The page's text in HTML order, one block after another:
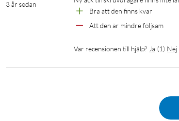
3 år sedan
Bra att den finns kvar
Att den är mindre följsam
Var recensionen till hjälp? Ja (1) Nej